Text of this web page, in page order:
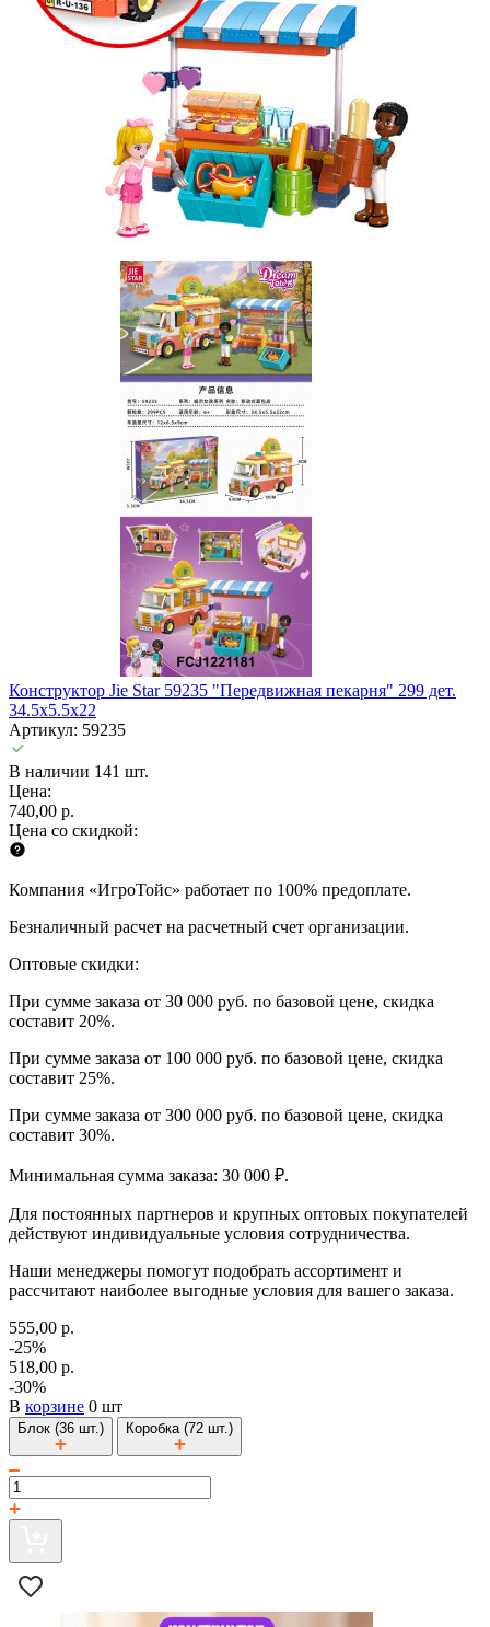
Конструктор Jie Star 59235 "Передвижная пекарня" 299 дет.
34.5х5.5х22
Артикул: 59235
В наличии 141 шт.
Цена:
740,00 р.
Цена со скидкой:
Компания «ИгроТойс» работает по 100% предоплате.
Безналичный расчет на расчетный счет организации.
Оптовые скидки:
При сумме заказа от 30 000 руб. по базовой цене, скидка
составит 20%.
При сумме заказа от 100 000 руб. по базовой цене, скидка
составит 25%.
При сумме заказа от 300 000 руб. по базовой цене, скидка
составит 30%.
Минимальная сумма заказа: 30 000 ₽.
Для постоянных партнеров и крупных оптовых покупателей
действуют индивидуальные условия сотрудничества.
Наши менеджеры помогут подобрать ассортимент и
рассчитают наиболее выгодные условия для вашего заказа.
555,00 р.
-25%
518,00 р.
-30%
В корзине 0 шт
Блок (36 шт.) Коробка (72 шт.)